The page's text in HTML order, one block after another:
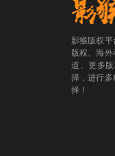
影猴版权平
版权、海
道、更多
择，进行多
择！